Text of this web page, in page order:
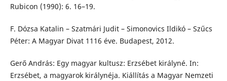
Rubicon (1990): 6. 16–19.
F. Dózsa Katalin – Szatmári Judit – Simonovics Ildikó – Szűcs
Péter: A Magyar Divat 1116 éve. Budapest, 2012.
Gerő András: Egy magyar kultusz: Erzsébet királyné. In:
Erzsébet, a magyarok királynéja. Kiállítás a Magyar Nemzeti